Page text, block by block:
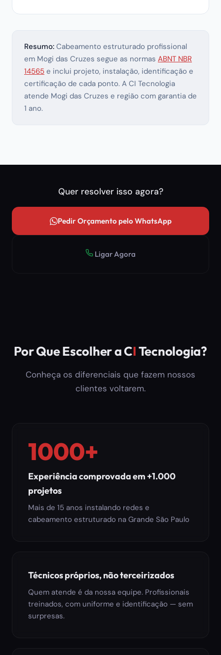
Resumo: Cabeamento estruturado profissional
em Mogi das Cruzes segue as normas ABNT NBR
14565 e inclui projeto, instalação, identificação e
certificação de cada ponto. A CI Tecnologia
atende Mogi das Cruzes e região com garantia de
1 ano.
Quer resolver isso agora?
Pedir Orçamento pelo WhatsApp
Ligar Agora
Por Que Escolher a CITecnologia?
Conheça os diferenciais que fazem nossos
clientes voltarem.
1000+
Experiência comprovada em +1.000
projetos
Mais de 15 anos instalando redes e
cabeamento estruturado na Grande São Paulo
Técnicos próprios, não terceirizados
Quem atende é da nossa equipe. Profissionais
treinados, com uniforme e identificação — sem
surpresas.